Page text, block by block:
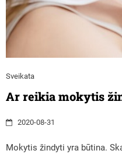
Sveikata
Ar reikia mokytis
2020-08-31
Mokytis žindyti yra būtina.